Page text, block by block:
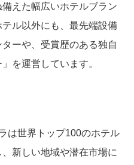
えた幅広いホテルブラン
ル以外にも、最先端設備
ーや、受賞歴のある独自
を運営しています。
は世界トップ100のホテル
新しい地域や潜在市場に